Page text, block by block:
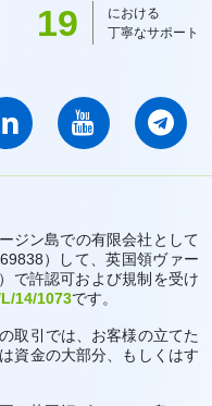
19
における
丁寧なサポート
ジン島での有限会社として
）して、英国領ヴァー
で許認可および規制を受け
14/1073です。
取引では、お客様の立てた
資金の大部分、もしくはす